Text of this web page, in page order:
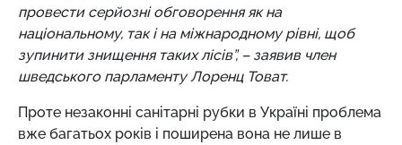
провести серйозні обговорення як на
національному, так і на міжнародному рівні, щоб
зупинити знищення таких лісів”, – заявив член
шведського парламенту Лоренц Товат.
Проте незаконні санітарні рубки в Україні проблема
вже багатьох років і поширена вона не лише в